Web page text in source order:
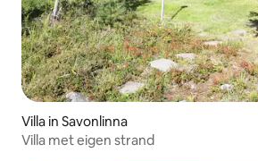
Villa in Savonlinna
Villa met eigen strand